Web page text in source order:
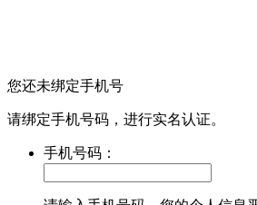
您还未绑定手机号
请绑定手机号码，进行实名认证。
手机号码：